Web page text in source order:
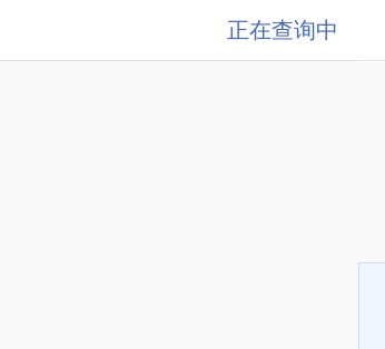
正在查询中